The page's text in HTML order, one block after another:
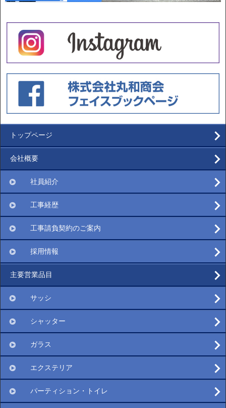
トップページ
会社概要
社員紹介
工事経歴
工事請負契約のご案内
採用情報
主要営業品目
サッシ
シャッター
ガラス
エクステリア
パーティション・トイレ